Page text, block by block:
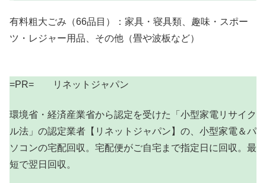
有料粗大ごみ（66品目）：家具・寝具類、趣味・スポー
ツ・レジャー用品、その他（畳や波板など）
=PR= リネットジャパン
環境省・経済産業省から認定を受けた「小型家電リサイク
ル法」の認定業者【リネットジャパン】の、小型家電＆パ
ソコンの宅配回収。宅配便がご自宅まで指定日に回収。最
短で翌日回収。